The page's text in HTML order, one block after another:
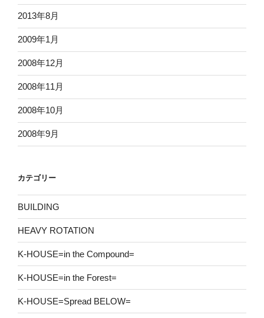
2013年8月
2009年1月
2008年12月
2008年11月
2008年10月
2008年9月
カテゴリー
BUILDING
HEAVY ROTATION
K-HOUSE=in the Compound=
K-HOUSE=in the Forest=
K-HOUSE=Spread BELOW=